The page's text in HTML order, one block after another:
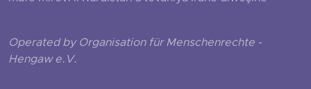
Operated by Organisation für Menschenrechte -
Hengaw e.V.